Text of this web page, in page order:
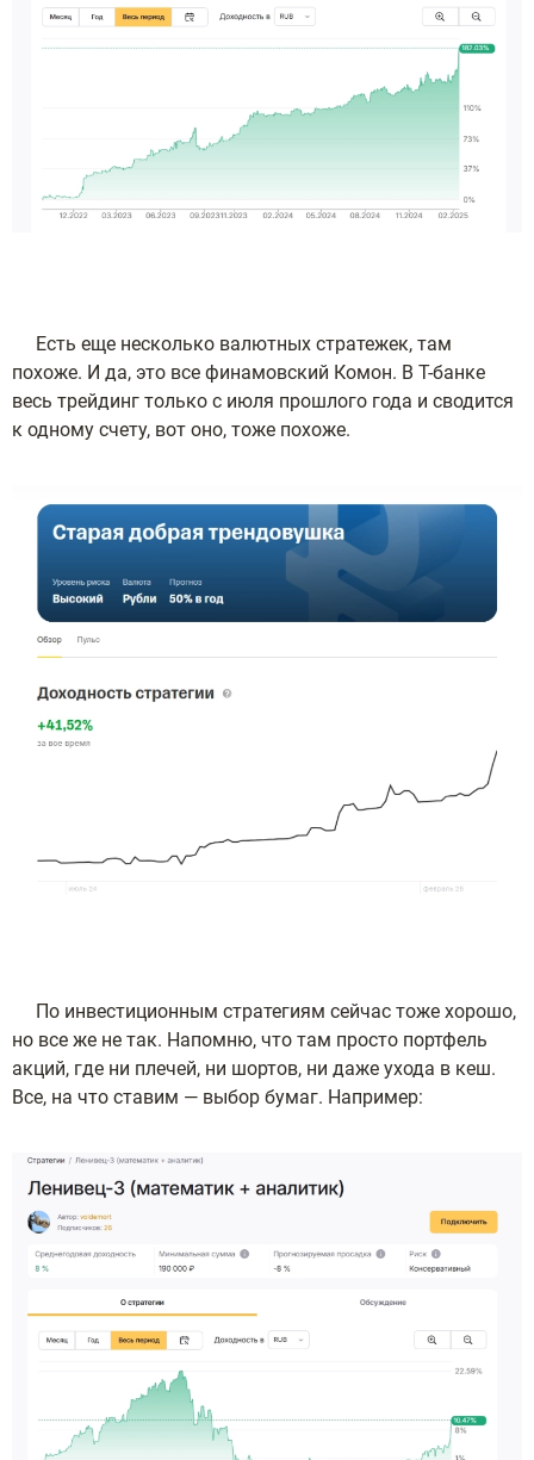
Есть еще несколько валютных стратежек, там
похоже. И да, это все финамовский Комон. В Т-банке
весь трейдинг только с июля прошлого года и сводится
к одному счету, вот оно, тоже похоже.
По инвестиционным стратегиям сейчас тоже хорошо,
но все же не так. Напомню, что там просто портфель
акций, где ни плечей, ни шортов, ни даже ухода в кеш.
Все, на что ставим — выбор бумаг. Например: